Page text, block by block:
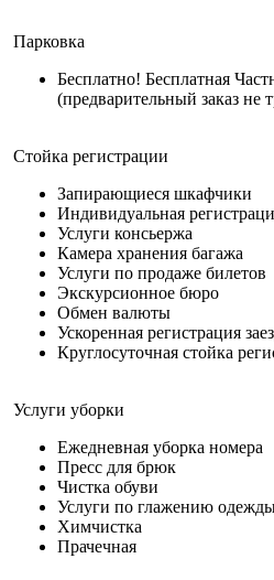
Парковка
Бесплатно! Бесплатная
(предварительный заказ не
Стойка регистрации
Запирающиеся шкафчики
Индивидуальная
Услуги консьержа
Камера хранения багажа
Услуги по продаже билетов
Экскурсионное бюро
Обмен валюты
Ускоренная регистрация
Круглосуточная стойка
Услуги уборки
Ежедневная уборка номера
Пресс для брюк
Чистка обуви
Услуги по глажению
Химчистка
Прачечная